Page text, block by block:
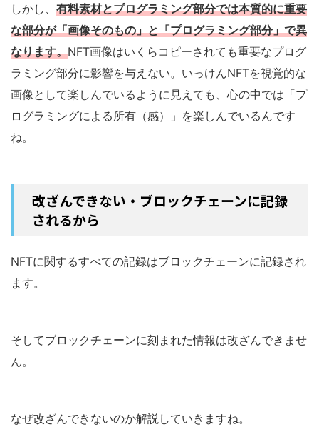
しかし、 有料素材とプログラミング部分では本質的に重要
な部分が「画像そのもの」と「プログラミング部分」で異
なります。NFT画像はいくらコピーされても重要なプログ
ラミング部分に影響を与えない。いっけんNFTを視覚的な
画像として楽しんでいるように見えても、心の中では「プ
ログラミングによる所有（感）」を楽しんでいるんです
ね。
改ざんできない・ブロックチェーンに記録
されるから
NFTに関するすべての記録はブロックチェーンに記録され
ます。
そしてブロックチェーンに刻まれた情報は改ざんできませ
ん。
なぜ改ざんできないのか解説していきますね。